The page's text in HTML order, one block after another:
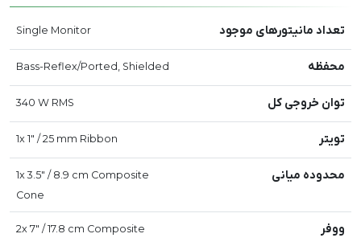
تعداد مانیتورهای موجود Single Monitor
محفظه Bass-Reflex/Ported, Shielded
توان خروجی کل 340 W RMS
تویتر 1x 1" / 25 mm Ribbon
محدوده میانی
1x 3.5" / 8.9 cm Composite
Cone
ووفر
2x 7" / 17.8 cm Composite